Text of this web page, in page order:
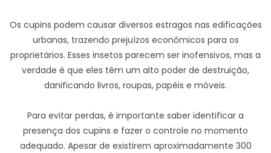
Os cupins podem causar diversos estragos nas edificações
urbanas, trazendo prejuízos econômicos para os
proprietários. Esses insetos parecem ser inofensivos, mas a
verdade é que eles têm um alto poder de destruição,
danificando livros, roupas, papéis e móveis.
Para evitar perdas, é importante saber identificar a
presença dos cupins e fazer o controle no momento
adequado. Apesar de existirem aproximadamente 300